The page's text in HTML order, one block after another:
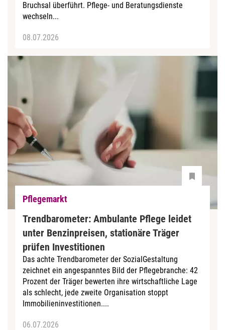
Bruchsal überführt. Pflege- und Beratungsdienste
wechseln...
08.07.2026
Pflegemarkt
Trendbarometer: Ambulante Pflege leidet
unter Benzinpreisen, stationäre Träger
prüfen Investitionen
Das achte Trendbarometer der SozialGestaltung
zeichnet ein angespanntes Bild der Pflegebranche: 42
Prozent der Träger bewerten ihre wirtschaftliche Lage
als schlecht, jede zweite Organisation stoppt
Immobilieninvestitionen....
06.07.2026